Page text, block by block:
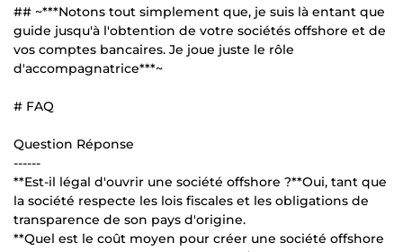
## ~***Notons tout simplement que, je suis là entant que
guide jusqu'à l'obtention de votre sociétés offshore et de
vos comptes bancaires. Je joue juste le rôle
d'accompagnatrice***~
# FAQ
Question Réponse
------
**Est-il légal d'ouvrir une société offshore ?**Oui, tant que
la société respecte les lois fiscales et les obligations de
transparence de son pays d'origine.
**Quel est le coût moyen pour créer une société offshore